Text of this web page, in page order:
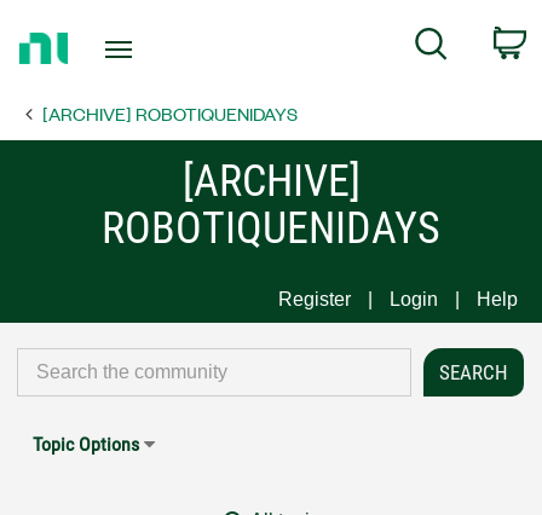
Page
Search
[ARCHIVE] ROBOTIQUENIDAYS
[ARCHIVE]
ROBOTIQUENIDAYS
Register Login Help
Topic Options